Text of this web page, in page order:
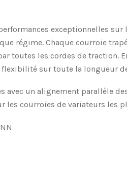
exceptionnelles
régime. Chaque courroie
toutes les cordes de
flexibilité sur toute la longueur
avec un alignement parallèle
les courroies de variateurs les